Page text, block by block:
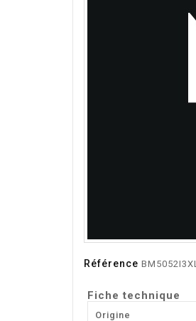
Référence BM5052I3XL
Fiche technique
Origine